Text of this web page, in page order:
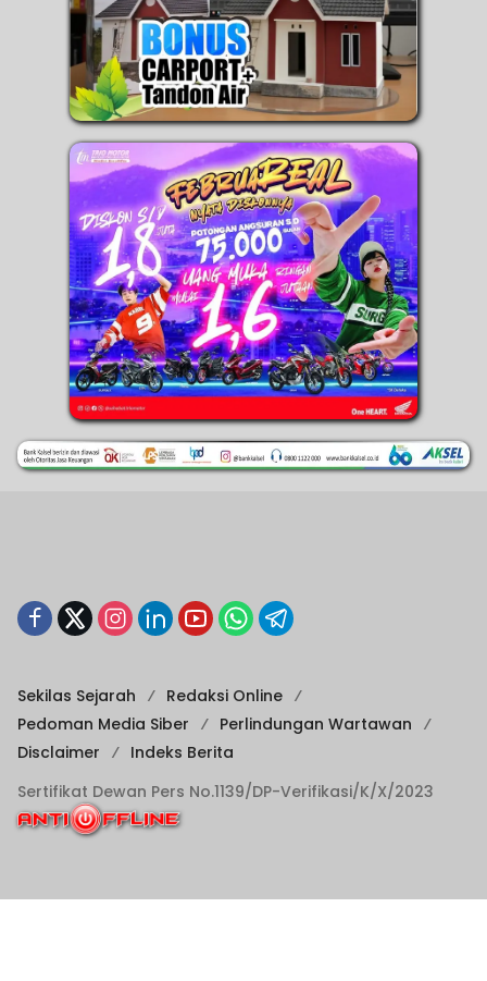
Sekilas Sejarah
Redaksi Online
Pedoman Media Siber
Perlindungan Wartawan
Disclaimer
Indeks Berita
Sertifikat Dewan Pers No.1139/DP-Verifikasi/K/X/2023